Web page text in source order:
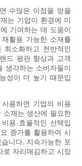
수많은 이점을 얻을
는 기업이 환경에 미
기여하는 데 도움이
활용 가능한 소재를
소화하고 전반적인
드 평판 향상과 고객
생각하는 소비자들이
성이 더 높기 때문입
용하면 기업의 비용
소재는 생산에 필요한
용 효율적인 선택입
증가를 활용하여 시
니다. 지속가능한 포
로 자리매김하고 시장